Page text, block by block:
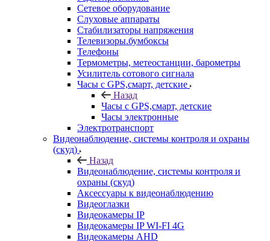
Сетевое оборудование
Слуховые аппараты
Стабилизаторы напряжения
Телевизоры.бумбоксы
Телефоны
Термометры, метеостанции, барометры
Усилитель сотового сигнала
Часы с GPS,смарт, детские
Назад
Часы с GPS,смарт, детские
Часы электронные
Электротранспорт
Видеонаблюдение, системы контроля и охраны
(скуд)
Назад
Видеонаблюдение, системы контроля и
охраны (скуд)
Аксессуары к видеонаблюдению
Видеоглазки
Видеокамеры IP
Видеокамеры IP WI-FI 4G
Видеокамеры AHD